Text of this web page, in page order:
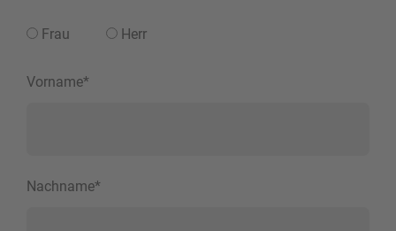
Frau Herr
Vorname*
Nachname*